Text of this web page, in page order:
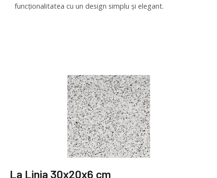
funcționalitatea cu un design simplu și elegant.
La Linia 30x20x6 cm